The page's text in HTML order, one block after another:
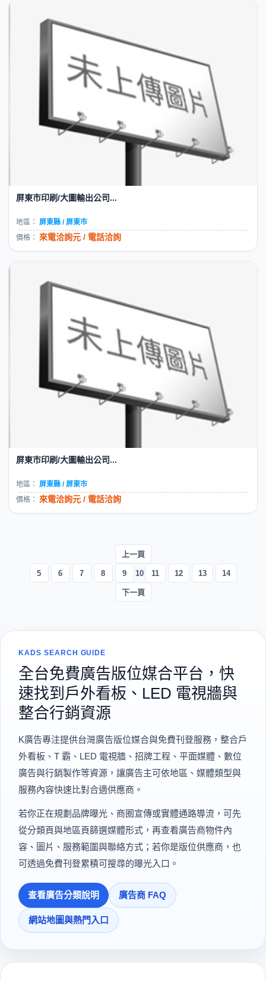
屏東市印刷/大圖輸出公司...
地區：
屏東縣 / 屏東市
價格： 來電洽詢元 / 電話洽詢
屏東市印刷/大圖輸出公司...
地區： 屏東縣 / 屏東市
價格： 來電洽詢元 / 電話洽詢
上一頁
5 6 7 8 9 10 11 12 13 14
下一頁
KADS SEARCH GUIDE
全台免費廣告版位媒合平台，快
速找到戶外看板、LED 電視牆與
整合行銷資源
K廣告專注提供台灣廣告版位媒合與免費刊登服務，整合戶
外看板、T 霸、LED 電視牆、招牌工程、平面媒體、數位
廣告與行銷製作等資源，讓廣告主可依地區、媒體類型與
服務內容快速比對合適供應商。
若你正在規劃品牌曝光、商圈宣傳或實體通路導流，可先
從分類頁與地區頁篩選媒體形式，再查看廣告商物件內
容、圖片、服務範圍與聯絡方式；若你是版位供應商，也
可透過免費刊登累積可搜尋的曝光入口。
查看廣告分類說明 廣告商 FAQ
網站地圖與熱門入口